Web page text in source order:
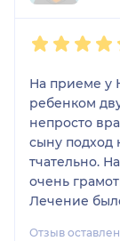
меня
.Была на
кассу.После
время
на приеме в
Отличный
Широкий
На приеме у
ребенком
непросто врачу с маленькими детками.
сыну подход
тчательно.
очень
Лечение
Отзыв